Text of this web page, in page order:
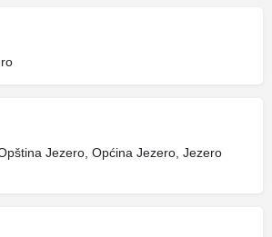
Jezero, Općina Jezero, Jezero